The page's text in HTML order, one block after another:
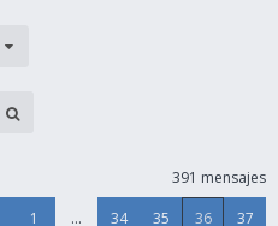
391 mensajes
1 … 34 35 36 37